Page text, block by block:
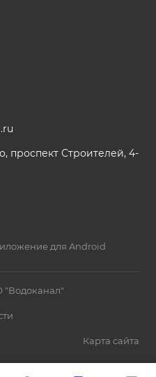
проспект Строителей, 4-
для Android
"Водоканал"
Карта сайта